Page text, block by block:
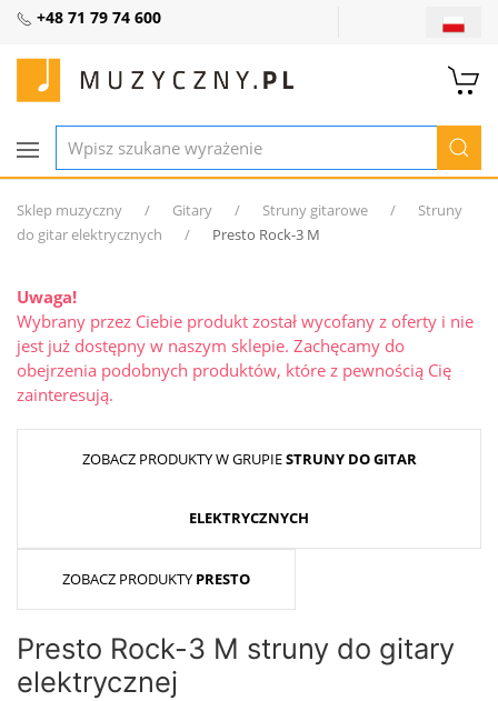
+48 71 79 74 600
Sklep muzyczny Gitary Struny gitarowe
Struny
do gitar elektrycznych
Presto Rock-3 M
Uwaga!
Wybrany przez Ciebie produkt został wycofany z oferty i nie
jest już dostępny w naszym sklepie. Zachęcamy do
obejrzenia podobnych produktów, które z pewnością Cię
zainteresują.
ZOBACZ PRODUKTY W GRUPIESTRUNY DO GITAR
ELEKTRYCZNYCH
ZOBACZ PRODUKTY PRESTO
Presto Rock-3 M struny do gitary
elektrycznej